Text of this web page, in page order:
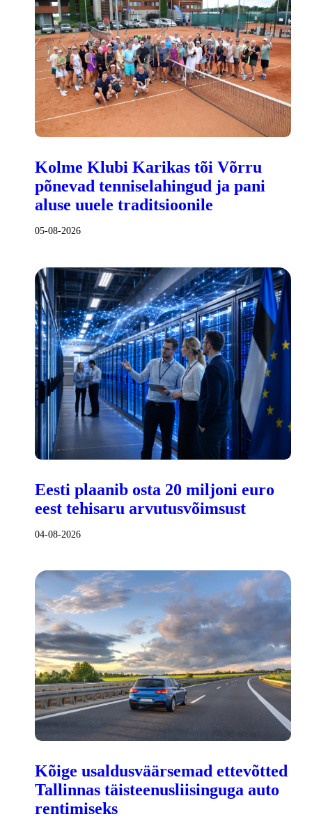
Kolme Klubi Karikas tõi Võrru
põnevad tenniselahingud ja pani
aluse uuele traditsioonile
05-08-2026
Eesti plaanib osta 20 miljoni euro
eest tehisaru arvutusvõimsust
04-08-2026
Kõige usaldusväärsemad ettevõtted
Tallinnas täisteenusliisinguga auto
rentimiseks